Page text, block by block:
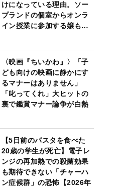
けになっている理由。ソー
プランドの個室からオンラ
イン授業に参加する嬢も…
〈映画『ちいかわ』〉「子
ども向けの映画に静かにす
るマナーはありません」
「叱ってくれ」大ヒットの
裏で鑑賞マナー論争が白熱
【5日前のパスタを食べた
20歳の学生が死亡】電子レ
ンジの再加熱での殺菌効果
も期待できない「チャーハ
ン症候群」の恐怖【2026年